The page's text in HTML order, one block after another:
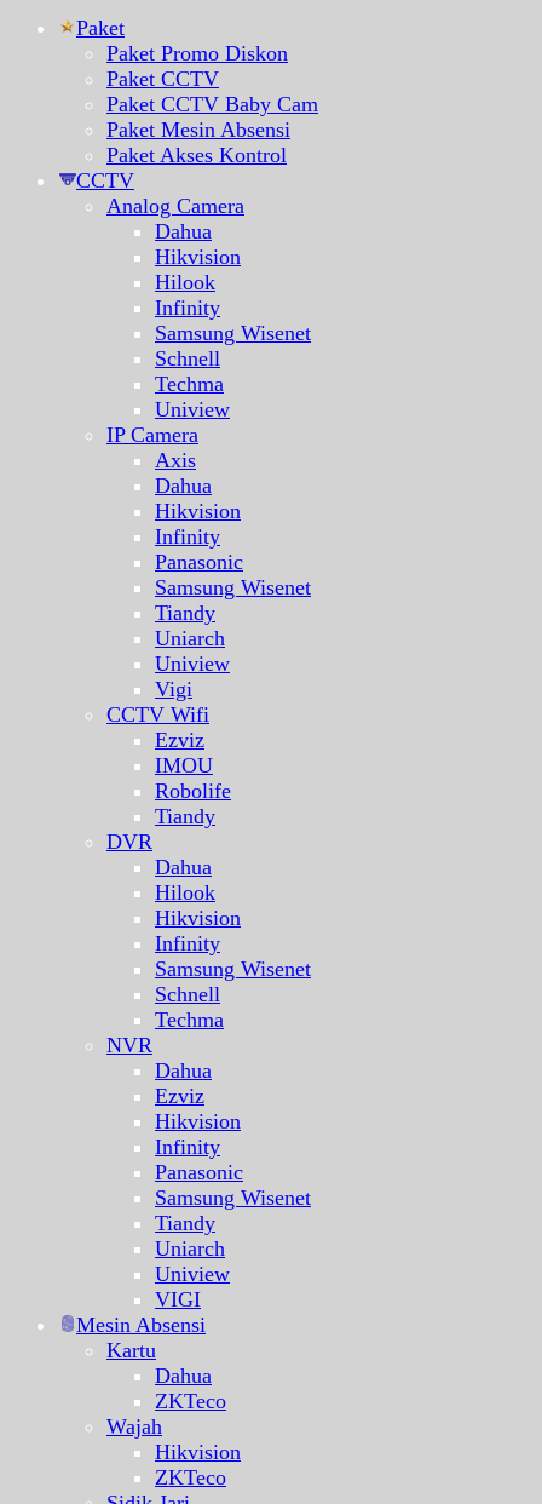
Paket
Paket Promo Diskon
Paket CCTV
Paket CCTV Baby Cam
Paket Mesin Absensi
Paket Akses Kontrol
CCTV
Analog Camera
Dahua
Hikvision
Hilook
Infinity
Samsung Wisenet
Schnell
Techma
Uniview
IP Camera
Axis
Dahua
Hikvision
Infinity
Panasonic
Samsung Wisenet
Tiandy
Uniarch
Uniview
Vigi
CCTV Wifi
Ezviz
IMOU
Robolife
Tiandy
DVR
Dahua
Hilook
Hikvision
Infinity
Samsung Wisenet
Schnell
Techma
NVR
Dahua
Ezviz
Hikvision
Infinity
Panasonic
Samsung Wisenet
Tiandy
Uniarch
Uniview
VIGI
Mesin Absensi
Kartu
Dahua
ZKTeco
Wajah
Hikvision
ZKTeco